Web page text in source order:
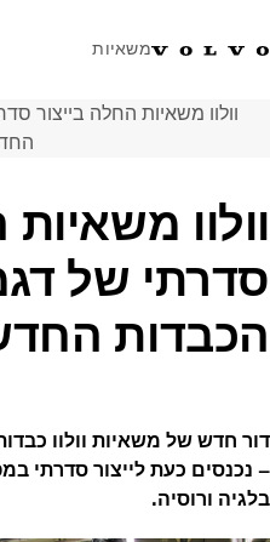
משאיות
טלפון: 077-9978867 ווטסאפהתחבר
פתרונות הובלה
משאיות
שירות
מרכזי שירות
חדשות
אודות
וולוו משאיות החלה בייצור
וולוו
סדרתי של
הכבדות
– נכנסים כעת לייצור סדרתי
בלגיה ורוסיה.